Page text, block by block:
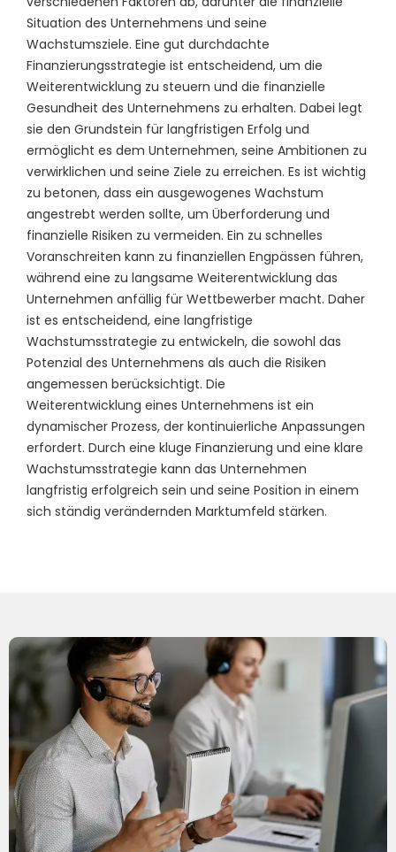
Situation des Unternehmens und seine
Wachstumsziele. Eine gut durchdachte
Finanzierungsstrategie ist entscheidend, um die
Weiterentwicklung zu steuern und die finanzielle
Gesundheit des Unternehmens zu erhalten. Dabei legt
sie den Grundstein für langfristigen Erfolg und
ermöglicht es dem Unternehmen, seine Ambitionen zu
verwirklichen und seine Ziele zu erreichen. Es ist wichtig
zu betonen, dass ein ausgewogenes Wachstum
angestrebt werden sollte, um Überforderung und
finanzielle Risiken zu vermeiden. Ein zu schnelles
Voranschreiten kann zu finanziellen Engpässen führen,
während eine zu langsame Weiterentwicklung das
Unternehmen anfällig für Wettbewerber macht. Daher
ist es entscheidend, eine langfristige
Wachstumsstrategie zu entwickeln, die sowohl das
Potenzial des Unternehmens als auch die Risiken
angemessen berücksichtigt. Die
Weiterentwicklung eines Unternehmens ist ein
dynamischer Prozess, der kontinuierliche Anpassungen
erfordert. Durch eine kluge Finanzierung und eine klare
Wachstumsstrategie kann das Unternehmen
langfristig erfolgreich sein und seine Position in einem
sich ständig verändernden Marktumfeld stärken.